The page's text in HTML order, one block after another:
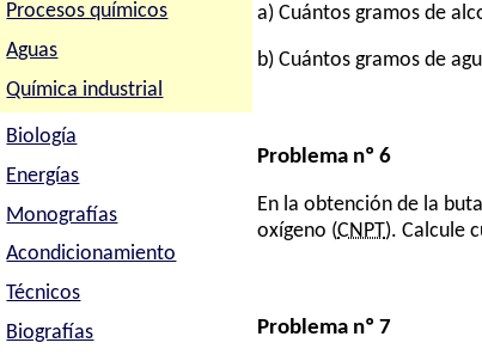
Procesos químicos
Aguas
Química industrial
Biología
Energías
Monografías
Acondicionamiento
Técnicos
Biografías
a) Cuántos gramos de
b) Cuántos gramos de
Problema nº 6
En la obtención de la
oxígeno (CNPT). Calcule
Problema nº 7